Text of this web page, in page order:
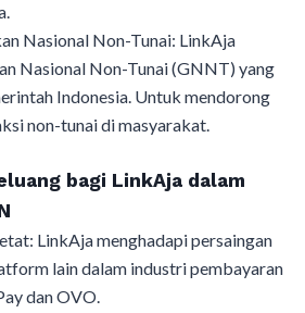
Nasional Non-Tunai: LinkAja
Nasional Non-Tunai (GNNT) yang
Indonesia. Untuk mendorong
non-tunai di masyarakat.
bagi LinkAja dalam
LinkAja menghadapi persaingan
lain dalam industri pembayaran
dan OVO.